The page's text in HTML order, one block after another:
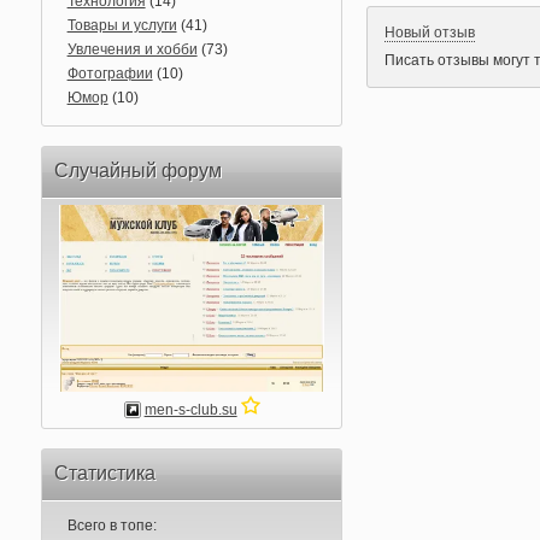
Товары и услуги (41)
Увлечения и хобби (73)
Фотографии (10)
Юмор(10)
Случайный форум
men-s-club.su
Статистика
Всего в топе:
Новый отзыв
Писать отзывы могут